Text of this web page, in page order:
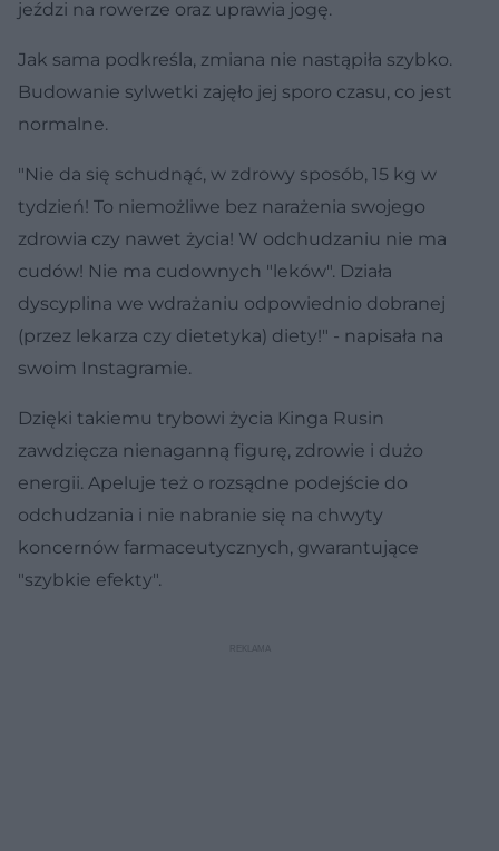
jeździ na rowerze oraz uprawia jogę.
Jak sama podkreśla, zmiana nie nastąpiła szybko.
Budowanie sylwetki zajęło jej sporo czasu, co jest
normalne.
"Nie da się schudnąć, w zdrowy sposób, 15 kg w
tydzień! To niemożliwe bez narażenia swojego
zdrowia czy nawet życia! W odchudzaniu nie ma
cudów! Nie ma cudownych "leków". Działa
dyscyplina we wdrażaniu odpowiednio dobranej
(przez lekarza czy dietetyka) diety!" - napisała na
swoim Instagramie.
Dzięki takiemu trybowi życia Kinga Rusin
zawdzięcza nienaganną figurę, zdrowie i dużo
energii. Apeluje też o rozsądne podejście do
odchudzania i nie nabranie się na chwyty
koncernów farmaceutycznych, gwarantujące
"szybkie efekty".